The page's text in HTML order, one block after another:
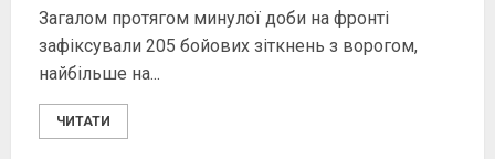
Загалом протягом минулої доби на фронті
зафіксували 205 бойових зіткнень з ворогом,
найбільше на...
ЧИТАТИ